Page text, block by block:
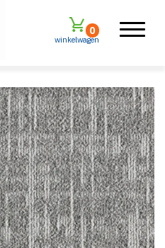
winkelwagen
0